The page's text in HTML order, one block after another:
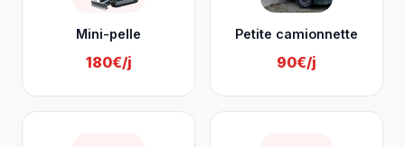
Mini-pelle
180€/j
Petite camionnette
90€/j